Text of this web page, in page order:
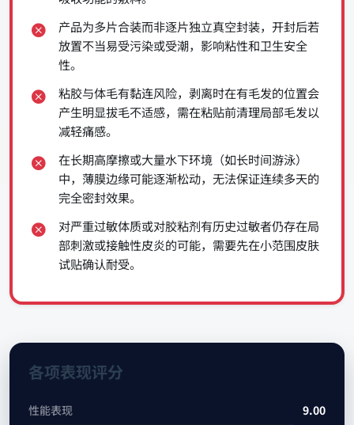
产品为多片合装而非逐片独立真空封装，开封后若
放置不当易受污染或受潮，影响粘性和卫生安全
性。
粘胶与体毛有黏连风险，剥离时在有毛发的位置会
产生明显拔毛不适感，需在粘贴前清理局部毛发以
减轻痛感。
在长期高摩擦或大量水下环境（如长时间游泳）
中，薄膜边缘可能逐渐松动，无法保证连续多天的
完全密封效果。
对严重过敏体质或对胶粘剂有历史过敏者仍存在局
部刺激或接触性皮炎的可能，需要先在小范围皮肤
试贴确认耐受。
各项表现评分
性能表现 9.00